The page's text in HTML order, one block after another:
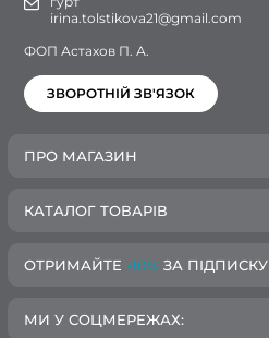
irina.tolstikova21@gmail.com
ФОП Астахов П. А.
ЗВОРОТНІЙ ЗВ'ЯЗОК
ПРО МАГАЗИН
КАТАЛОГ ТОВАРІВ
ОТРИМАЙТЕ -10% ЗА ПІДПИСКУ
МИ У СОЦМЕРЕЖАХ: